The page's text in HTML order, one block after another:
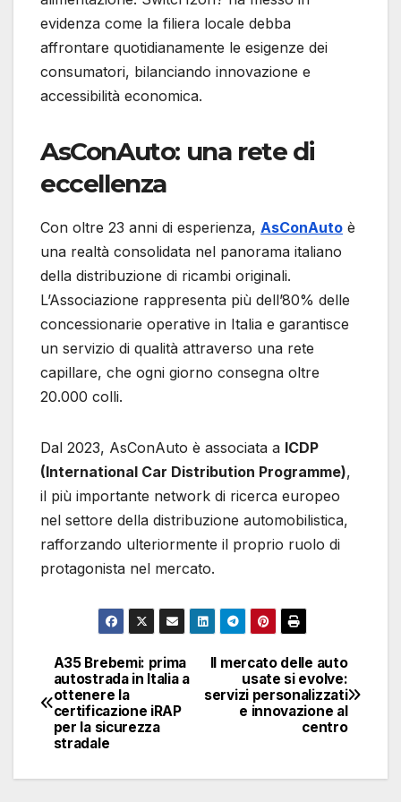
evidenza come la filiera locale debba
affrontare quotidianamente le esigenze dei
consumatori, bilanciando innovazione e
accessibilità economica.
AsConAuto: una rete di
eccellenza
Con oltre 23 anni di esperienza, AsConAuto è
una realtà consolidata nel panorama italiano
della distribuzione di ricambi originali.
L’Associazione rappresenta più dell’80% delle
concessionarie operative in Italia e garantisce
un servizio di qualità attraverso una rete
capillare, che ogni giorno consegna oltre
20.000 colli.
Dal 2023, AsConAuto è associata a ICDP
(International Car Distribution Programme),
il più importante network di ricerca europeo
nel settore della distribuzione automobilistica,
rafforzando ulteriormente il proprio ruolo di
protagonista nel mercato.
Navigazione
articoli
Il mercato delle auto
usate si evolve:
servizi personalizzati
e innovazione al
centro
A35 Brebemi: prima
autostrada in Italia a
ottenere la
certificazione iRAP
per la sicurezza
stradale